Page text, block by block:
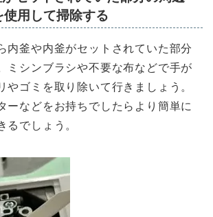
使用して掃除する
内釜や内釜がセットされていた部分
ミシンブラシや不要な布などで手が
やゴミを取り除いて行きましょう。
ーなどをお持ちでしたらより簡単に
るでしょう。